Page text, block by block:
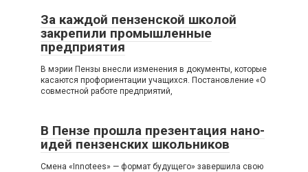
За каждой пензенской школой
закрепили промышленные
предприятия
В мэрии Пензы внесли изменения в документы, которые
касаются профориентации учащихся. Постановление «О
совместной работе предприятий,
В Пензе прошла презентация нано-
идей пензенских школьников
Смена «Innotees» — формат будущего» завершила свою